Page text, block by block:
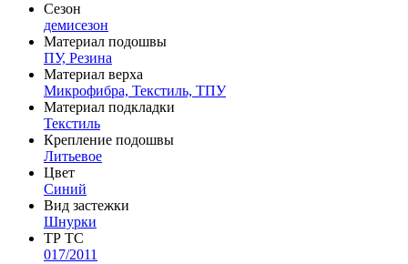
Сезон
демисезон
Материал подошвы
ПУ, Резина
Материал верха
Микрофибра, Текстиль, ТПУ
Материал подкладки
Текстиль
Крепление подошвы
Литьевое
Цвет
Синий
Вид застежки
Шнурки
ТР ТС
017/2011